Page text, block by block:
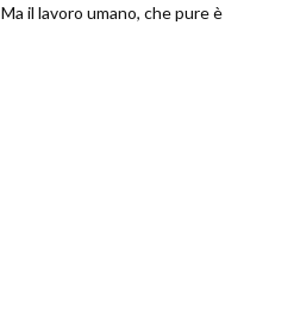
il lavoro umano, che pure è